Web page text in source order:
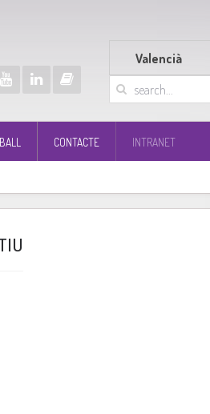
Valencià
CONTACTE INTRANET